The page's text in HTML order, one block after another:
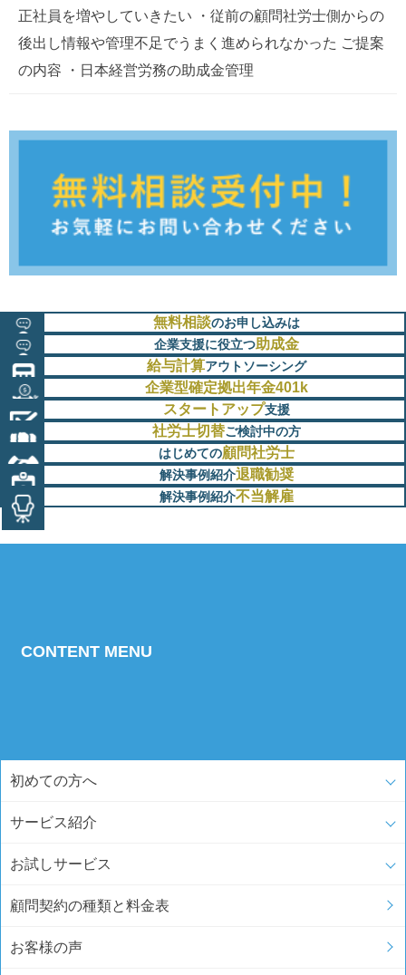
正社員を増やしていきたい ・従前の顧問社労士側からの
後出し情報や管理不足でうまく進められなかった ご提案
の内容 ・日本経営労務の助成金管理
無料相談のお申し込みは
企業支援に役立つ助成金
給与計算アウトソーシング
企業型確定拠出年金401k
スタートアップ支援
社労士切替ご検討中の方
はじめての顧問社労士
解決事例紹介退職勧奨
解決事例紹介不当解雇
CONTENT MENU
初めての方へ
サービス紹介
お試しサービス
顧問契約の種類と料金表
お客様の声